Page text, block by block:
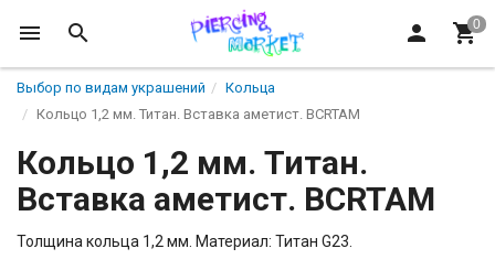
Выбор по видам украшений
Кольца
Кольцо 1,2 мм. Титан. Вставка аметист. BCRTAM
Кольцо 1,2 мм. Титан.
Вставка аметист. BCRTAM
Толщина кольца 1,2 мм. Материал: Титан G23.